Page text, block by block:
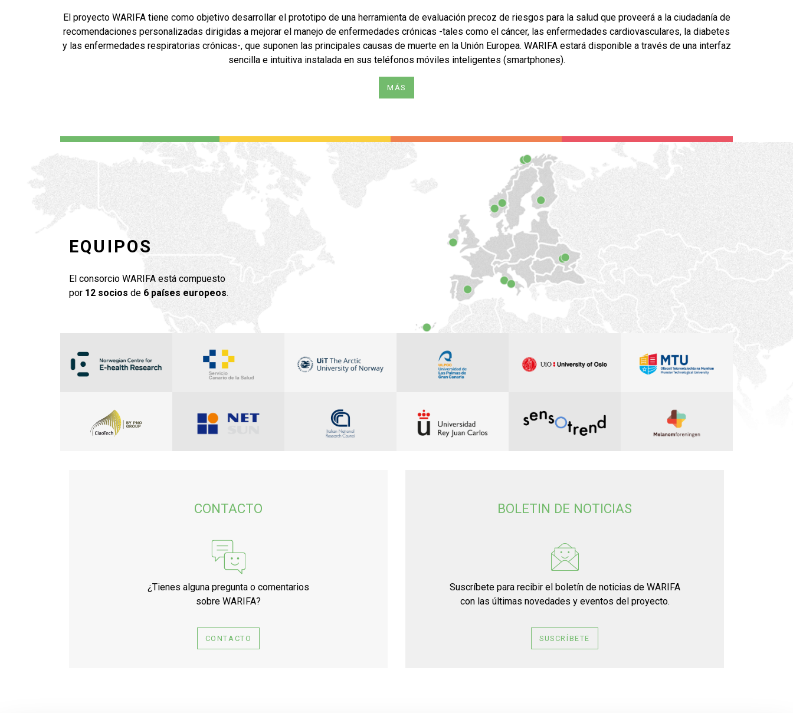
El proyecto WARIFA tiene como objetivo desarrollar el prototipo de una herramienta de evaluación precoz de riesgos para la salud que proveerá a la ciudadanía de
recomendaciones personalizadas dirigidas a mejorar el manejo de enfermedades crónicas -tales como el cáncer, las enfermedades cardiovasculares, la diabetes
y las enfermedades respiratorias crónicas-, que suponen las principales causas de muerte en la Unión Europea. WARIFA estará disponible a través de una interfaz
sencilla e intuitiva instalada en sus teléfonos móviles inteligentes (smartphones).
MÁS
EQUIPOS
El consorcio WARIFA está compuesto
por 12 socios de 6 países europeos.
CONTACTO
¿Tienes alguna pregunta o comentarios
sobre WARIFA?
CONTACTO
BOLETIN DE NOTICIAS
Suscríbete para recibir el boletín de noticias de WARIFA
con las últimas novedades y eventos del proyecto.
SUSCRÍBETE